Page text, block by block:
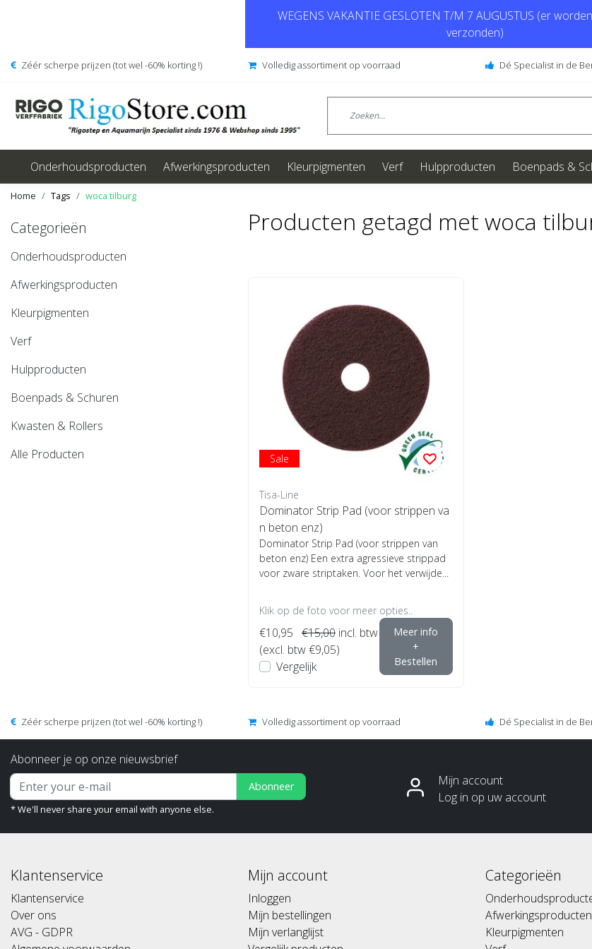
WEGENS VAKANTIE GESLOTEN T/M 7 AUGUSTUS (er
verzonden)
Zéér scherpe prijzen (tot wel -60% korting !) Volledig assortiment op voorraad Dé Specialist in de
Onderhoudsproducten Afwerkingsproducten Kleurpigmenten Verf Hulpproducten Boenpads &
Home Tags woca tilburg
Categorieën
Onderhoudsproducten
Afwerkingsproducten
Kleurpigmenten
Verf
Hulpproducten
Boenpads & Schuren
Kwasten & Rollers
Alle Producten
Producten getagd met woca
Sale
Tisa-Line
Dominator Strip Pad (voor strippen va
n beton enz)
Dominator Strip Pad (voor strippen van
beton enz) Een extra agressieve strippad
voor zware striptaken. Voor het verwĳde...
Klik op de foto voor meer opties..
€10,95 €15,00 incl. btw
(excl. btw €9,05)
Vergelijk
Meer info
+
Bestellen
Zéér scherpe prijzen (tot wel -60% korting !) Volledig assortiment op voorraad Dé Specialist in de
Abonneer je op onze nieuwsbrief
Abonneer
* We'll never share your email with anyone else.
Mijn account
Log in op uw account
Klantenservice
Klantenservice
Over ons
AVG - GDPR
Mijn account
Inloggen
Mijn bestellingen
Mijn verlanglijst
Categorieën
Afwerkingsproducten
Kleurpigmenten